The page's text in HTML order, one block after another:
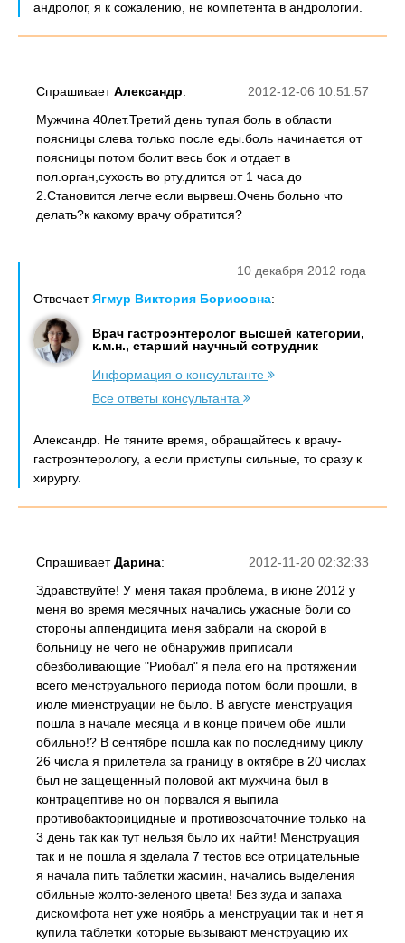
андролог, я к сожалению, не компетента в андрологии.
2012-12-06 10:51:57
СпрашиваетАлександр:
Мужчина 40лет.Третий день тупая боль в области
поясницы слева только после еды.боль начинается от
поясницы потом болит весь бок и отдает в
пол.орган,сухость во рту.длится от 1 часа до
2.Становится легче если вырвеш.Очень больно что
делать?к какому врачу обратится?
10 декабря 2012 года
ОтвечаетЯгмур Виктория Борисовна:
Врач гастроэнтеролог высшей категории,
к.м.н., старший научный сотрудник
Информация о консультанте
Все ответы консультанта
Александр. Не тяните время, обращайтесь к врачу-
гастроэнтерологу, а если приступы сильные, то сразу к
хирургу.
2012-11-20 02:32:33
СпрашиваетДарина:
Здравствуйте! У меня такая проблема, в июне 2012 у
меня во время месячных начались ужасные боли со
стороны аппендицита меня забрали на скорой в
больницу не чего не обнаружив приписали
обезболивающие "Риобал" я пела его на протяжении
всего менструального периода потом боли прошли, в
июле миенструации не было. В августе менструация
пошла в начале месяца и в конце причем обе ишли
обильно!? В сентябре пошла как по последниму циклу
26 числа я прилетела за границу в октябре в 20 числах
был не защещенный половой акт мужчина был в
контрацептиве но он порвался я выпила
противобакторицидные и противозочаточние только на
3 день так как тут нельзя было их найти! Менструация
так и не пошла я зделала 7 тестов все отрицательные
я начала пить таблетки жасмин, начались выделения
обильные жолто-зеленого цвета! Без зуда и запаха
дискомфота нет уже ноябрь а менструации так и нет я
купила таблетки которые вызывают менструацию их